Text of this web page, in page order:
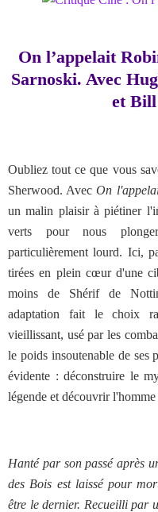
On l’appelait
Sarnoski. Avec
et
Oubliez tout ce que vous
Sherwood. AvecOn
un malin plaisir à piétiner
verts pour nous
particulièrement lourd. Ici,
tirées en plein cœur d'une
moins de Shérif de
adaptation fait le choix
vieillissant, usé par les
le poids insoutenable de ses
évidente : déconstruire le
légende et découvrir l'homme
Hanté par son passé après
des Bois est laissé pour
être le dernier. Recueilli par